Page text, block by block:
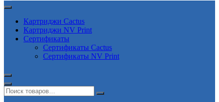
Картриджи Cactus
Картриджи NV Print
Сертификаты
Сертификаты Cactus
Сертификаты NV Print